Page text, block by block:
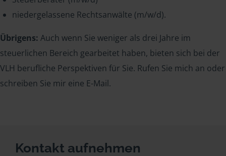
niedergelassene Rechtsanwälte (m/w/d).
Übrigens: Auch wenn Sie weniger als drei Jahre im
steuerlichen Bereich gearbeitet haben, bieten sich bei der
VLH berufliche Perspektiven für Sie. Rufen Sie mich an oder
schreiben Sie mir eine E-Mail.
Kontakt aufnehmen